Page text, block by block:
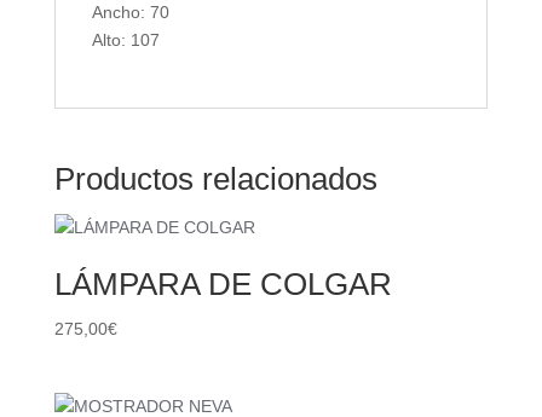
Ancho: 70
Alto: 107
Productos relacionados
LÁMPARA DE COLGAR
275,00€